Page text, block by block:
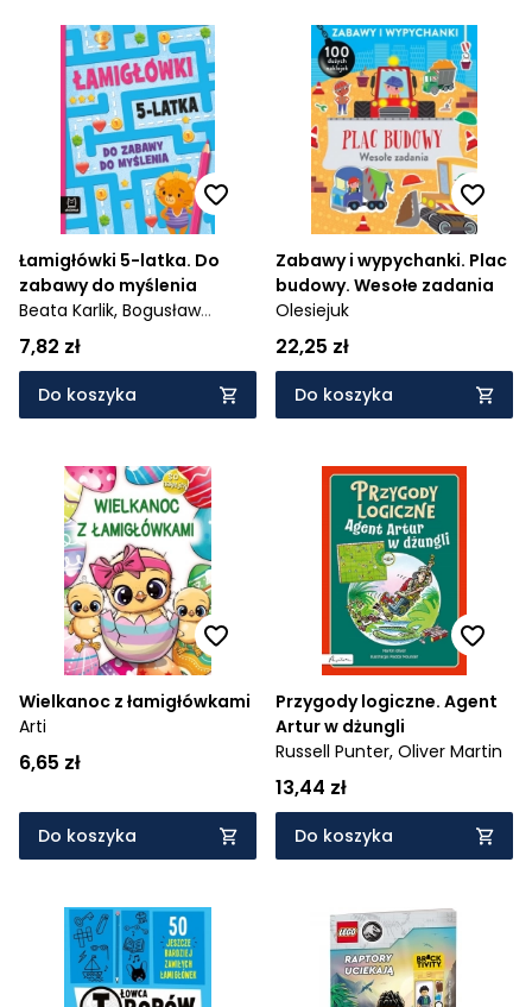
Łamigłówki 5-latka. Do
zabawy do myślenia
Beata Karlik, Bogusław
Michalec
7,82 zł
Do koszyka
Zabawy i wypychanki. Plac
budowy. Wesołe zadania
Olesiejuk
22,25 zł
Do koszyka
Wielkanoc z łamigłówkami
Arti
6,65 zł
Do koszyka
Przygody logiczne. Agent
Artur w dżungli
Russell Punter, Oliver Martin
13,44 zł
Do koszyka